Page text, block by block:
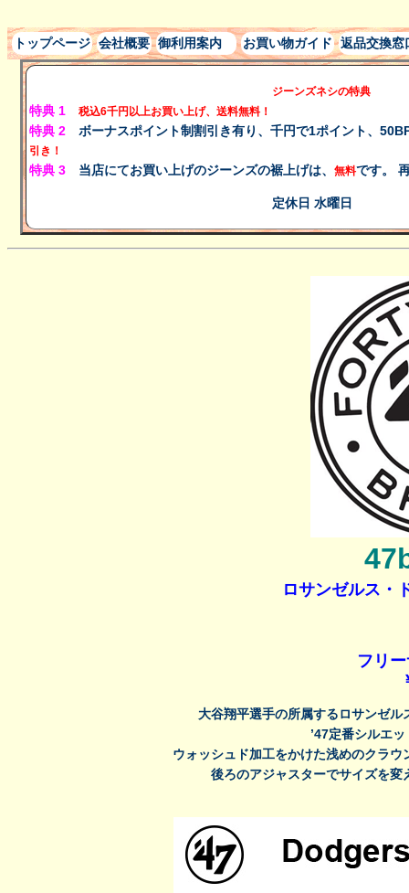
トップページ 会社概要 御利用案内 お買い物ガイド 返品交換窓
ジーンズネシの特典
特典 1 税込6千円以上お買い上げ、 送料無料！
特典 2 ボーナスポイント制割引き有り、千円で1ポイント、
引き！
特典 3 当店にてお買い上げのジーンズの裾上げは、 無料です。
定休日 水曜日
ロサンゼルス・
フリ
大谷翔平選手の所属するロサンゼル
’47定番シルエ
ウォッシュド加工をかけた浅めのクラ
後ろのアジャスターでサイズを